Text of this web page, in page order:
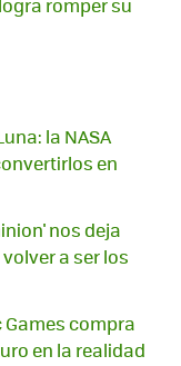
la NASA
en
nos deja
a ser los
compra
en la realidad